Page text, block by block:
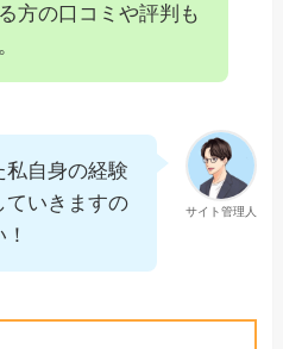
方の口コミや評判も
サイト管理人
私自身の経験
ていきますの